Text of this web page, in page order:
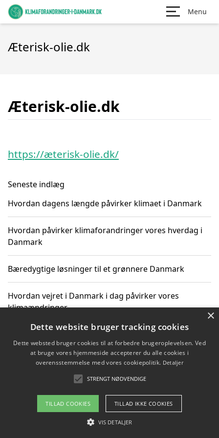
Menu
Æterisk-olie.dk
Æterisk-olie.dk
https://æterisk-olie.dk/
Seneste indlæg
Hvordan dagens længde påvirker klimaet i Danmark
Hvordan påvirker klimaforandringer vores hverdag i
Danmark
Bæredygtige løsninger til et grønnere Danmark
Hvordan vejret i Danmark i dag påvirker vores
klimaændringer
Hvordan klimaændringer påvirker danske unges
gaveønsker
Om / kontakt
Blog Betingelser
×
Dette website bruger tracking cookies
Dette websted bruger cookies til at forbedre brugeroplevelsen. Ved
at bruge vores hjemmeside accepterer du alle cookies i
overensstemmelse med vores cookiepolitik. Detaljer
STRENGT NØDVENDIGE
TILLAD COOKIES TILLAD IKKE COOKIES
VIS DETALJER